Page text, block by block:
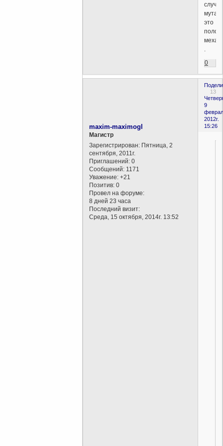
это
.
0
13
9
2012г.
15:26
maxim-maximogl
Магистр
Зарегистрирован: Пятница, 2
сентября, 2011г.
Приглашений: 0
Сообщений: 1171
Уважение: +21
Позитив: 0
Провел на форуме:
8 дней 23 часа
Последний визит:
Среда, 15 октября, 2014г. 13:52